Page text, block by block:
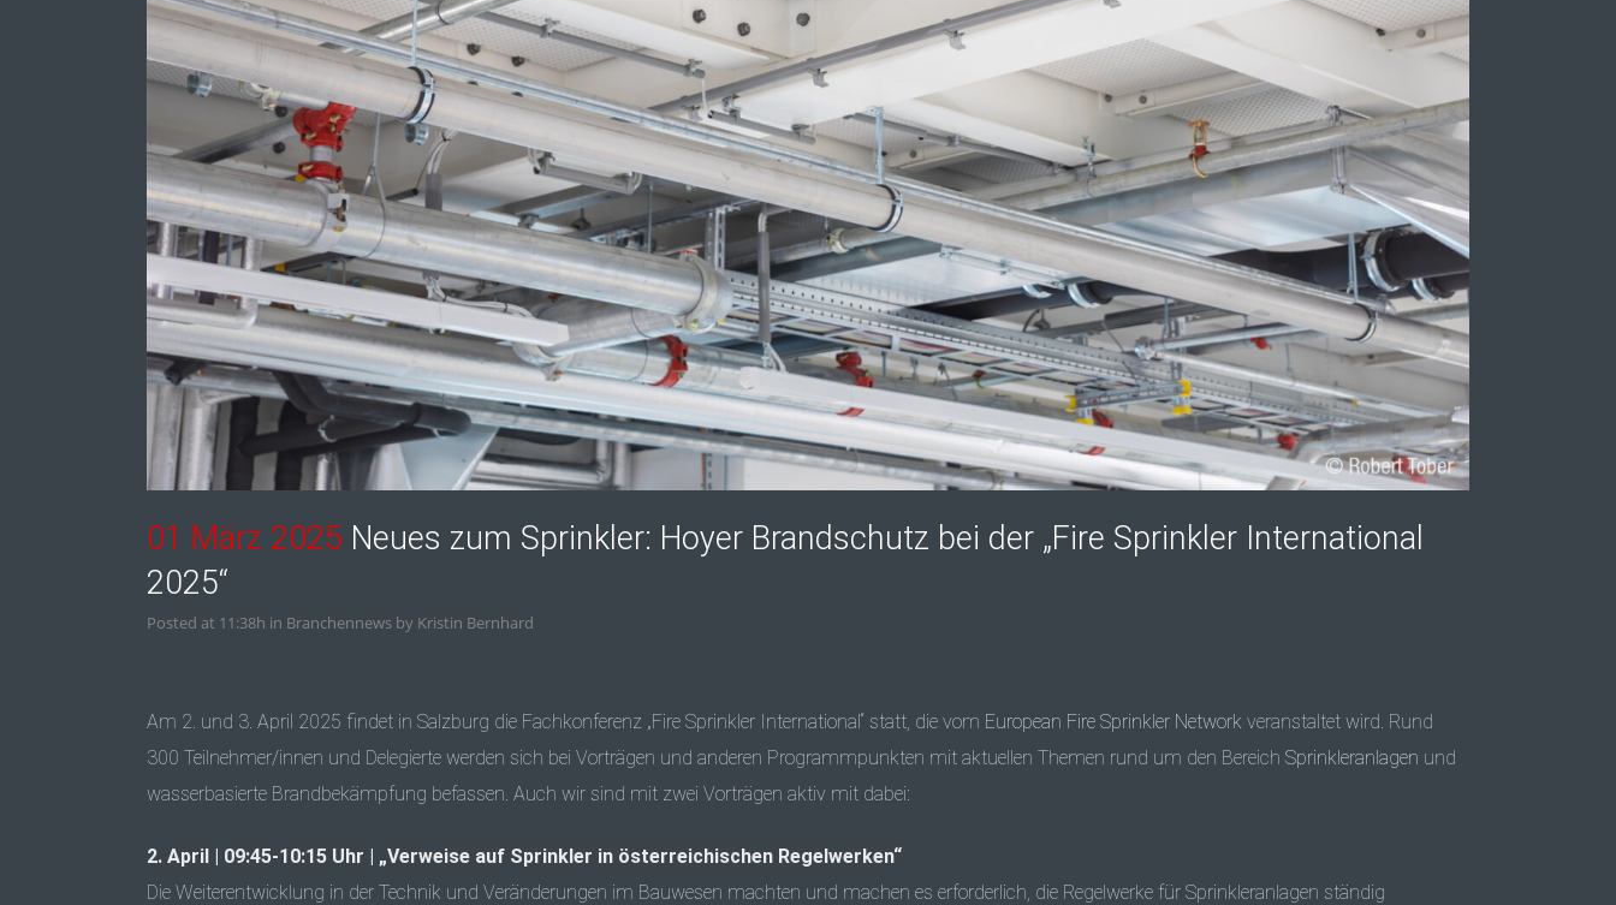
01 März 2025 Neues zum Sprinkler: Hoyer Brandschutz bei der „Fire Sprinkler International
2025“
Posted at 11:38h in Branchennews by Kristin Bernhard
Am 2. und 3. April 2025 findet in Salzburg die Fachkonferenz „Fire Sprinkler International“ statt, die vom European Fire Sprinkler Network veranstaltet wird. Rund
300 Teilnehmer/innen und Delegierte werden sich bei Vorträgen und anderen Programmpunkten mit aktuellen Themen rund um den Bereich Sprinkleranlagen und
wasserbasierte Brandbekämpfung befassen. Auch wir sind mit zwei Vorträgen aktiv mit dabei:
2. April | 09:45-10:15 Uhr | „Verweise auf Sprinkler in österreichischen Regelwerken“
Die Weiterentwicklung in der Technik und Veränderungen im Bauwesen machten und machen es erforderlich, die Regelwerke für Sprinkleranlagen ständig